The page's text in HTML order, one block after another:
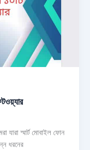
যারা স্মার্ট মোবাইল ফোন
ধরনের